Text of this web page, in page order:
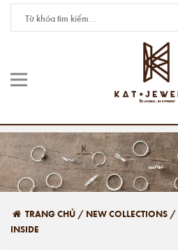
TRANG CHỦ / NEW COLLECTIONS /
INSIDE